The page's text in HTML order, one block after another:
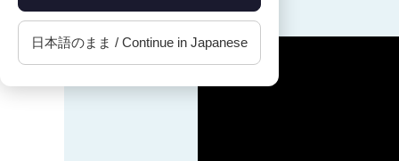
日本語のまま / Continue in Japanese